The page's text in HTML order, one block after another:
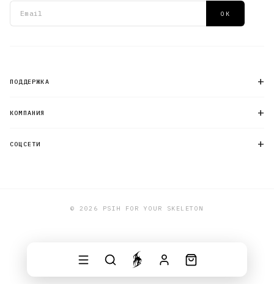
Email адрес
ОК
ПОДДЕРЖКА +
КОМПАНИЯ +
СОЦСЕТИ +
© 2026 PSIH FOR YOUR SKELETON